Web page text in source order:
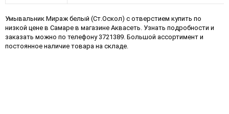
Умывальник Мираж белый (Ст.Оскол) с отверстием купить по
низкой цене в Самаре в магазине Аквасеть. Узнать подробности и
заказать можно по телефону 3721389. Большой ассортимент и
постоянное наличие товара на складе.